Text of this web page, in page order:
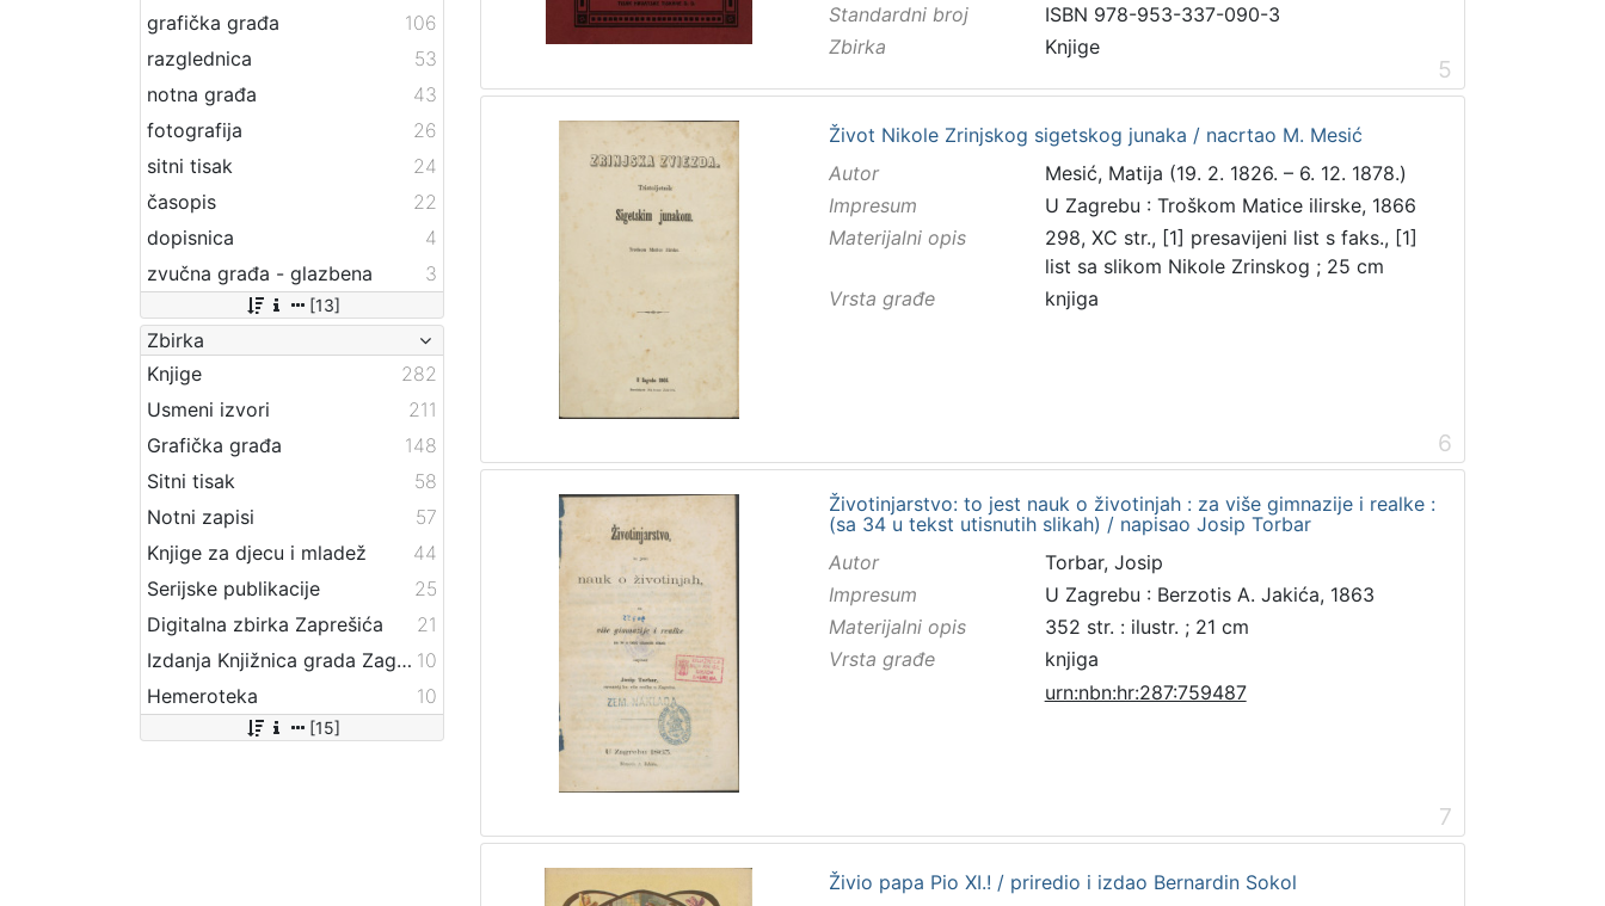
grafička građa
106
razglednica
53
notna građa
43
fotografija
26
sitni tisak
24
časopis
22
dopisnica
4
zvučna građa - glazbena
3
[13]
Zbirka
Knjige
282
Usmeni izvori
211
Grafička građa
148
Sitni tisak
58
Notni zapisi
57
Knjige za djecu i mladež
44
Serijske publikacije
25
Digitalna zbirka Zaprešića
21
Izdanja Knjižnica grada Zagreba - E-knjige 10
Hemeroteka
10
[15]
Standardni broj
ISBN 978-953-337-090-3
Zbirka
Knjige
5
Život Nikole Zrinjskog sigetskog junaka / nacrtao M. Mesić
Autor
Mesić, Matija (19. 2. 1826. – 6. 12. 1878.)
Impresum
U Zagrebu : Troškom Matice ilirske, 1866
Materijalni opis
298, XC str., [1] presavijeni list s faks., [1]
list sa slikom Nikole Zrinskog ; 25 cm
Vrsta građe
knjiga
6
Životinjarstvo: to jest nauk o životinjah : za više gimnazije i realke :
(sa 34 u tekst utisnutih slikah) / napisao Josip Torbar
Autor
Torbar, Josip
Impresum
U Zagrebu : Berzotis A. Jakića, 1863
Materijalni opis
352 str. : ilustr. ; 21 cm
Vrsta građe
knjiga
urn:nbn:hr:287:759487
7
Živio papa Pio XI.! / priredio i izdao Bernardin Sokol